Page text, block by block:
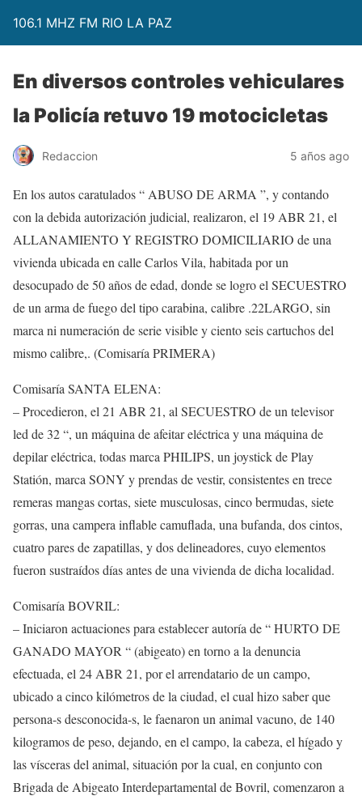
106.1 MHZ FM RIO LA PAZ
En diversos controles vehiculares
la Policía retuvo 19 motocicletas
Redaccion 5 años ago
En los autos caratulados “ ABUSO DE ARMA ”, y contando
con la debida autorización judicial, realizaron, el 19 ABR 21, el
ALLANAMIENTO Y REGISTRO DOMICILIARIO de una
vivienda ubicada en calle Carlos Vila, habitada por un
desocupado de 50 años de edad, donde se logro el SECUESTRO
de un arma de fuego del tipo carabina, calibre .22LARGO, sin
marca ni numeración de serie visible y ciento seis cartuchos del
mismo calibre,. (Comisaría PRIMERA)
Comisaría SANTA ELENA:
– Procedieron, el 21 ABR 21, al SECUESTRO de un televisor
led de 32 “, un máquina de afeitar eléctrica y una máquina de
depilar eléctrica, todas marca PHILIPS, un joystick de Play
Statión, marca SONY y prendas de vestir, consistentes en trece
remeras mangas cortas, siete musculosas, cinco bermudas, siete
gorras, una campera inflable camuflada, una bufanda, dos cintos,
cuatro pares de zapatillas, y dos delineadores, cuyo elementos
fueron sustraídos días antes de una vivienda de dicha localidad.
Comisaría BOVRIL:
– Iniciaron actuaciones para establecer autoría de “ HURTO DE
GANADO MAYOR “ (abigeato) en torno a la denuncia
efectuada, el 24 ABR 21, por el arrendatario de un campo,
ubicado a cinco kilómetros de la ciudad, el cual hizo saber que
persona-s desconocida-s, le faenaron un animal vacuno, de 140
kilogramos de peso, dejando, en el campo, la cabeza, el hígado y
las vísceras del animal, situación por la cual, en conjunto con
Brigada de Abigeato Interdepartamental de Bovril, comenzaron a